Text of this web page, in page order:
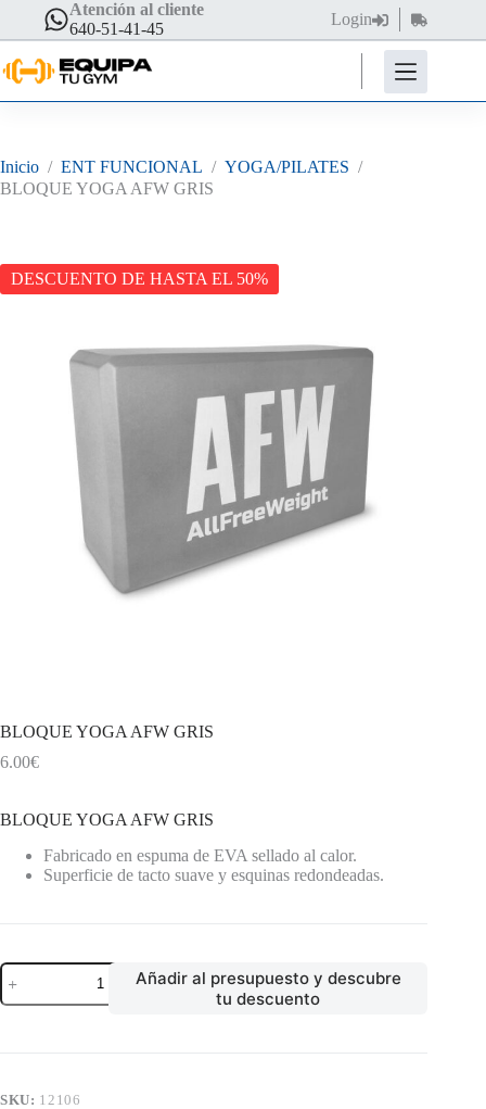
contenido
Atención al cliente
640-51-41-45
Login
Carro
de
compra
Inicio / ENT FUNCIONAL / YOGA/PILATES /
BLOQUE YOGA AFW GRIS
DESCUENTO DE HASTA EL 50%
BLOQUE YOGA AFW GRIS
6.00€
BLOQUE YOGA AFW GRIS
Fabricado en espuma de EVA sellado al calor.
Superficie de tacto suave y esquinas redondeadas.
BLOQUE
YOGA
AFW
Añadir al presupuesto y descubre
tu descuento
SKU: 12106